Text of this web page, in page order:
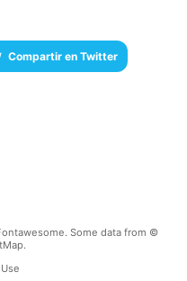
Compartir en Twitter
Some data from ©